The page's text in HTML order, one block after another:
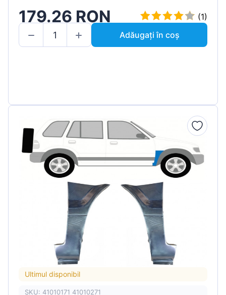
179.26 RON
(1)
Adăugați în coș
Ultimul disponibil
SKU: 41010171 41010271